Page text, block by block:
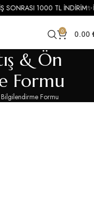
0 0.00
& Ön
Formu
Formu
SONRASI 1000 TL İNDİRİM✨